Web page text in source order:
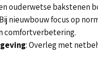
ouderwetse bakstenen
nieuwbouw focus op
comfortverbetering.
: Overleg met